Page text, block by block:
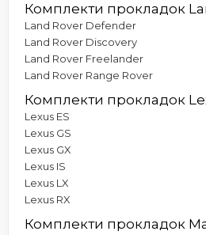
Комплекти прокладок
Land Rover Defender
Land Rover Discovery
Land Rover Freelander
Land Rover Range Rover
Комплекти прокладок
Lexus ES
Lexus GS
Lexus GX
Lexus IS
Lexus LX
Lexus RX
Комплекти прокладок